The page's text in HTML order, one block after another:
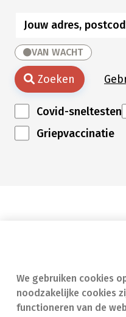
We gebruiken cookies
noodzakelijke cookies
functioneren van de
VAN WACHT
Zoeken
Covid-sneltesten
Griepvaccinatie
Vind een apotheek
Onze expertise